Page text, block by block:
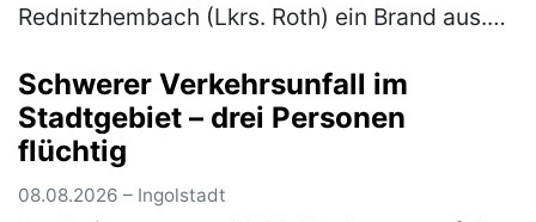
Rednitzhembach (Lkrs. Roth) ein Brand aus.
werden. Eine Person erlitt schwere Ver…
(mehr)
Schwerer Verkehrsunfall im
Stadtgebiet – drei Personen
flüchtig
08.08.2026 – Ingolstadt